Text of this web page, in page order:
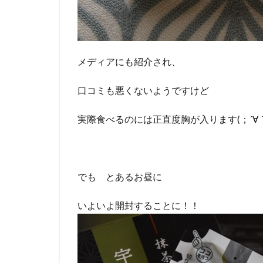
メディアにも紹介され、
口コミも悪くないようですけど
実際食べるのには正直度胸が入ります(；´∀
でも とあるお昼に
いよいよ開封することに！！